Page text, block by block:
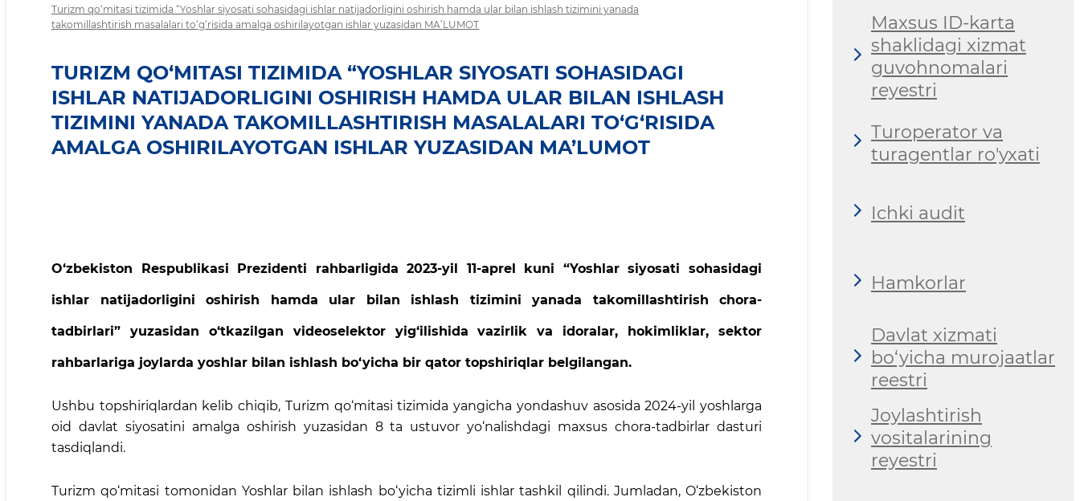
Turizm qo‘mitasi tizimida “Yoshlar siyosati sohasidagi ishlar natijadorligini oshirish hamda ular bilan ishlash tizimini yanada
takomillashtirish masalalari to‘g‘risida amalga oshirilayotgan ishlar yuzasidan MA’LUMOT
TURIZM QO‘MITASI TIZIMIDA “YOSHLAR SIYOSATI SOHASIDAGI
ISHLAR NATIJADORLIGINI OSHIRISH HAMDA ULAR BILAN ISHLASH
TIZIMINI YANADA TAKOMILLASHTIRISH MASALALARI TO‘G‘RISIDA
AMALGA OSHIRILAYOTGAN ISHLAR YUZASIDAN MA’LUMOT
O‘zbekiston Respublikasi Prezidenti rahbarligida 2023-yil 11-aprel kuni “Yoshlar siyosati sohasidagi
ishlar natijadorligini oshirish hamda ular bilan ishlash tizimini yanada takomillashtirish chora-
tadbirlari” yuzasidan o‘tkazilgan videoselektor yig‘ilishida vazirlik va idoralar, hokimliklar, sektor
rahbarlariga joylarda yoshlar bilan ishlash bo‘yicha bir qator topshiriqlar belgilangan.
Ushbu topshiriqlardan kelib chiqib, Turizm qo‘mitasi tizimida yangicha yondashuv asosida 2024-yil yoshlarga
oid davlat siyosatini amalga oshirish yuzasidan 8 ta ustuvor yo‘nalishdagi maxsus chora-tadbirlar dasturi
tasdiqlandi.
Turizm qo‘mitasi tomonidan Yoshlar bilan ishlash bo‘yicha tizimli ishlar tashkil qilindi. Jumladan, O‘zbekiston
Maxsus ID-karta
shaklidagi xizmat
guvohnomalari
reyestri
Turoperator va
turagentlar ro'yxati
Ichki audit
Hamkorlar
Davlat xizmati
bo‘yicha murojaatlar
reestri
Joylashtirish
vositalarining
reyestri